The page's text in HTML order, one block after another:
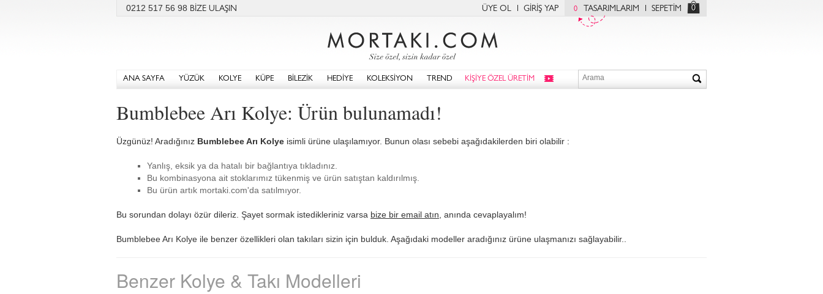
0212 517 56 98 BİZE ULAŞIN ÜYE OL GİRİŞ YAP 0 TASARIMLARIM SEPETİM 0
ANA SAYFA YÜZÜK KOLYE KÜPE BİLEZİK HEDİYE KOLEKSİYON TREND KİŞİYE ÖZEL ÜRETİM
Bumblebee Arı Kolye: Ürün bulunamadı!
Üzgünüz! Aradığınız Bumblebee Arı Kolye isimli ürüne ulaşılamıyor. Bunun olası sebebi aşağıdakilerden biri olabilir :
Yanlış, eksik ya da hatalı bir bağlantıya tıkladınız.
Bu kombinasyona ait stoklarımız tükenmiş ve ürün satıştan kaldırılmış.
Bu ürün artık mortaki.com'da satılmıyor.
Bu sorundan dolayı özür dileriz. Şayet sormak istedikleriniz varsa bize bir email atın , anında cevaplayalım!
Bumblebee Arı Kolye ile benzer özellikleri olan takıları sizin için bulduk. Aşağıdaki modeller aradığınız ürüne ulaşmanızı sağlayabilir..
Benzer Kolye & Takı Modelleri